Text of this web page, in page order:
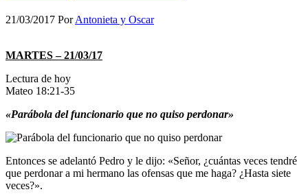
21/03/2017 PorAntonieta y Oscar
MARTES – 21/03/17
Lectura de hoy
Mateo 18:21-35
«Parábola del funcionario que no quiso perdonar»
Entonces se adelantó Pedro y le dijo: «Señor, ¿cuántas veces tendré
que perdonar a mi hermano las ofensas que me haga? ¿Hasta siete
veces?».